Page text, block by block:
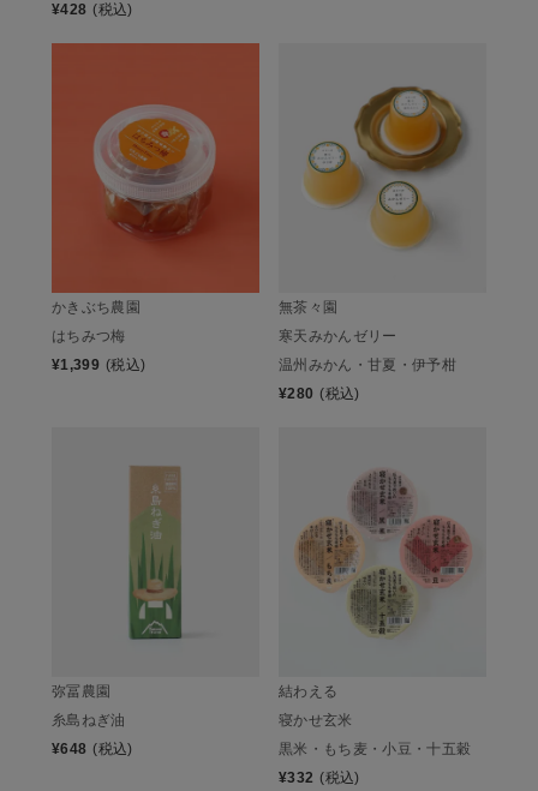
¥428 (税込)
かきぶち農園
はちみつ梅
¥1,399 (税込)
無茶々園
寒天みかんゼリー
温州みかん・甘夏・伊予柑
¥280 (税込)
弥冨農園
糸島ねぎ油
¥648 (税込)
結わえる
寝かせ玄米
黒米・もち麦・小豆・十五穀
¥332 (税込)